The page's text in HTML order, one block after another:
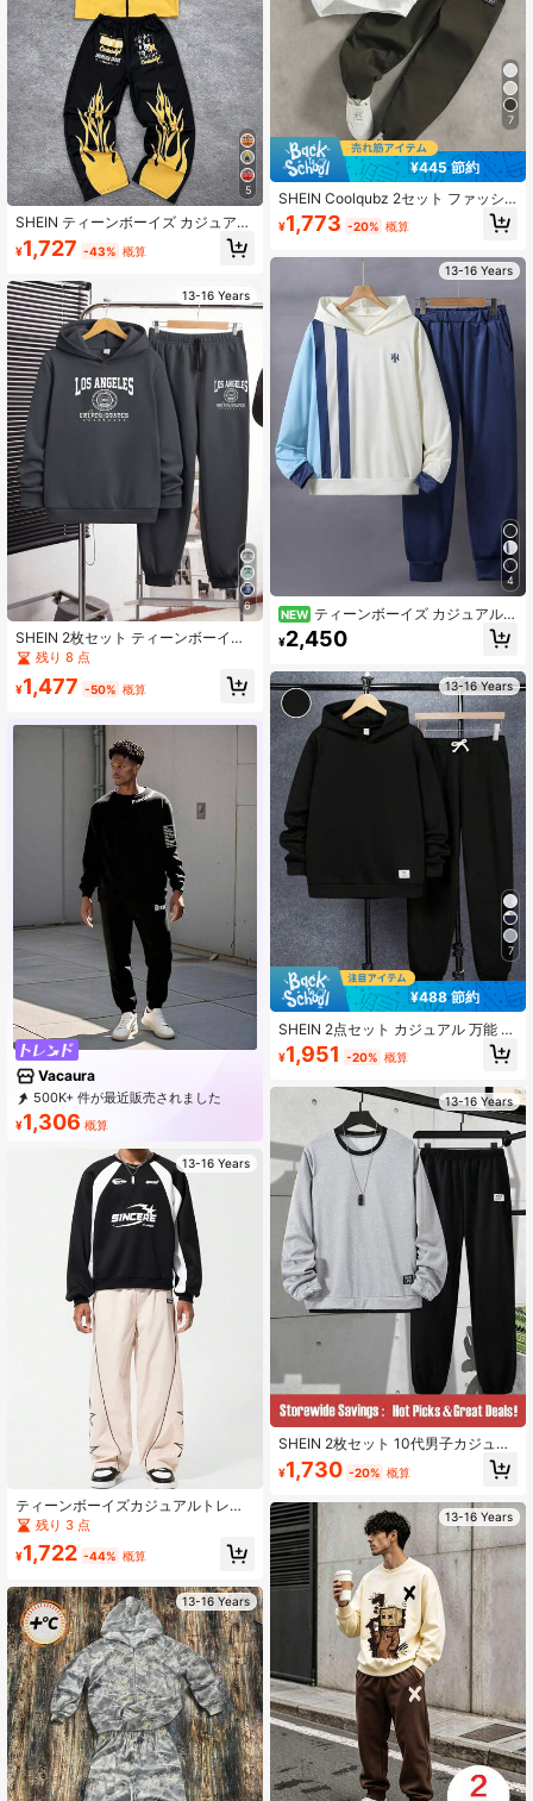
5
SHEIN ティーンボーイズ カジュアル
快適 長袖パーカー パンツセット
¥1,727 -43% 概算
13-16 Years
6
SHEIN 2枚セット ティーンボーイズ
用 英字ロゴプリントカーキパーカー
スウェット & 英字プリントフリース
ジョガーパンツセット、秋冬、学
ツに適しています。多用途でミニマ
残り 8 点
¥1,477 -50% 概算
Vacaura
500K+ 件が最近販売されました
99K+ 回数目のご購入
47K サブスクリプション
¥1,306 概算
13-16 Years
ティーンボーイズカジュアルトレン
ディー快適なロングスリーブフーデ
ィーとパンツセット
残り 3 点
¥1,722 -44% 概算
13-16 Years
7
¥445 節約
SHEIN Coolqubz 2セット ファッシ
ョンホワイトパーカーとオリーブグ
リーンパンツのコーディネート、ス
ウトフィット。パーカーはグリーン
のグラフィックプリント、柔らかく
快適な素材、春秋に最適、学校や日
常着にも使えるバーサタイルなデザ
イン
¥1,773 -20% 概算
13-16 Years
4
NEW ティーンボーイズ カジュアル
快適 長袖パーカーとパンツ
¥2,450
13-16 Years
7
¥488 節約
SHEIN 2点セット カジュアル 万能 快
適 ティーンエイジャー男子 - パーカ
ー とソリッドカラー スウェットパン
シーズン対応
¥1,951 -20% 概算
13-16 Years
SHEIN 2枚セット 10代男子カジュア
ル ラウンドネック スウェットシャツ
&スポーツウェアセット、春/秋 冬
¥1,730 -20% 概算
13-16 Years